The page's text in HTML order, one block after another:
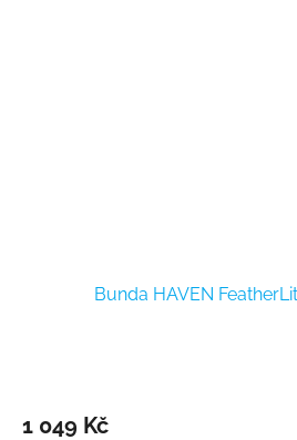
Bunda HAVEN
1 049 Kč